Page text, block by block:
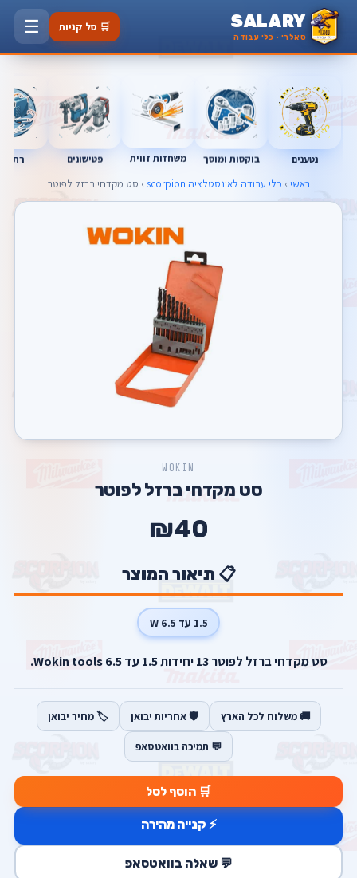
SALARY
סאלרי · כלי עבודה
🛒 סל קניות ☰
נטענים בוקסות ומוסך משחזות זווית פטישונים
ראשי › כלי עבודה לאינסטלציה scorpion › סט מקדחי ברזל לפוטר
WOKIN
סט מקדחי ברזל לפוטר
₪40
📋 תיאור המוצר
1.5 עד 6.5 W
סט מקדחי ברזל לפוטר 13 יחידות 1.5 עד 6.5 Wokin tools.
🚚 משלוח לכל הארץ 🛡️ אחריות יבואן 🏷️ מחיר יבואן
💬 תמיכה בוואטסאפ
🛒 הוסף לסל
⚡ קנייה מהירה
💬 שאלה בוואטסאפ